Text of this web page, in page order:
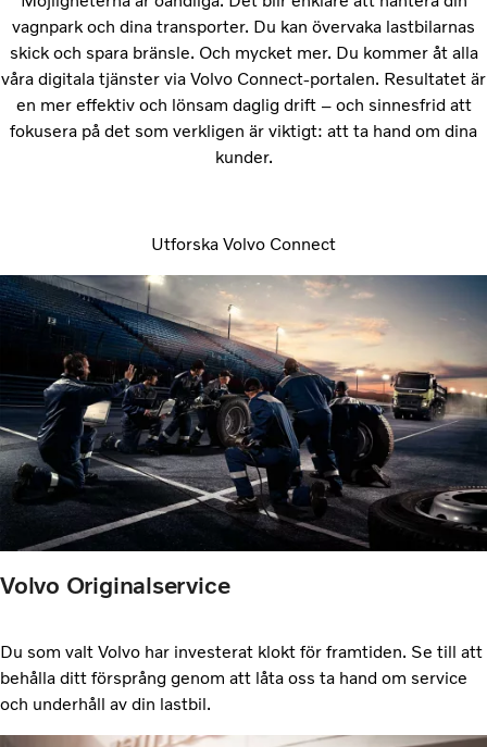
vagnpark och dina transporter. Du kan övervaka lastbilarnas
skick och spara bränsle. Och mycket mer. Du kommer åt alla
våra digitala tjänster via Volvo Connect-portalen. Resultatet är
en mer effektiv och lönsam daglig drift – och sinnesfrid att
fokusera på det som verkligen är viktigt: att ta hand om dina
kunder.
Utforska Volvo Connect
Volvo Originalservice
Du som valt Volvo har investerat klokt för framtiden. Se till att
behålla ditt försprång genom att låta oss ta hand om service
och underhåll av din lastbil.